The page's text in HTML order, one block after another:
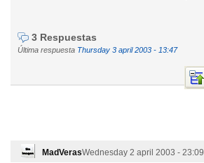
3 Respuestas
Última respuesta Thursday 3 april 2003 - 13:47
MadVerasWednesday 2 april 2003 - 23:09